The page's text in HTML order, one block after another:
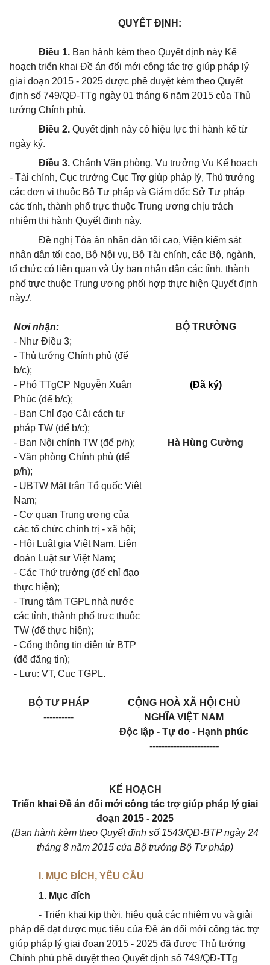
QUYẾT ĐỊNH:
Điều 1. Ban hành kèm theo Quyết định này Kế
hoạch triển khai Đề án đổi mới công tác trợ giúp pháp lý
giai đoạn 2015 - 2025 được phê duyệt kèm theo Quyết
định số 749/QĐ-TTg ngày 01 tháng 6 năm 2015 của Thủ
tướng Chính phủ.
Điều 2. Quyết định này có hiệu lực thi hành kể từ
ngày ký.
Điều 3. Chánh Văn phòng, Vụ trưởng Vụ Kế hoạch
- Tài chính, Cục trưởng Cục Trợ giúp pháp lý, Thủ trưởng
các đơn vị thuộc Bộ Tư pháp và Giám đốc Sở Tư pháp
các tỉnh, thành phố trực thuộc Trung ương chịu trách
nhiệm thi hành Quyết định này.
Đề nghị Tòa án nhân dân tối cao, Viện kiểm sát
nhân dân tối cao, Bộ Nội vụ, Bộ Tài chính, các Bộ, ngành,
tổ chức có liên quan và Ủy ban nhân dân các tỉnh, thành
phố trực thuộc Trung ương phối hợp thực hiện Quyết định
này./.
Nơi nhận:
- Như Điều 3;
- Thủ tướng Chính phủ (để
b/c);
- PhóTTgCP Nguyễn Xuân
Phúc (để b/c);
- Ban Chỉ đạo Cải cách tư
pháp TW (để b/c);
- Ban Nội chính TW (để p/h);
- Văn phòng Chính phủ (để
p/h);
- UBTW Mặt trận Tổ quốc Việt
Nam;
- Cơ quan Trung ương của
các tổ chức chính trị - xã hội;
- Hội Luật gia Việt Nam, Liên
đoàn Luật sư Việt Nam;
- Các Thứ trưởng (đểchỉ đạo
thực hiện);
- Trung tâm TGPL nhà nước
các tỉnh, thành phố trực thuộc
TW (để thực hiện);
- Cổng thông tin điện tử BTP
(để đăng tin);
- Lưu: VT, Cục TGPL.
BỘ TRƯỞNG
(Đã k‎ý)
Hà Hùng Cường
BỘ TƯ PHÁP
----------
CỘNG HOÀ XÃ HỘI CHỦ
NGHĨA VIỆT NAM
Độc lập - Tự do - Hạnh phúc
-----------------------
KẾ HOẠCH
Triển khai Đề án đổi mới công tác trợ giúp pháp lý giai
đoạn 2015 - 2025
(Ban hành kèm theo Quyết định số 1543/QĐ-BTP ngày24
tháng 8 năm 2015 của Bộ trưởng Bộ Tư pháp)
I. MỤC ĐÍCH, YÊU CẦU
1. Mục đích
- Triển khai kịp thời, hiệu quả các nhiệm vụ và giải
pháp để đạt được mục tiêu của Đề án đổi mới công tác trợ
giúp pháp lý giai đoạn 2015 - 2025 đã được Thủ tướng
Chính phủ phê duyệt theo Quyết định số 749/QĐ-TTg